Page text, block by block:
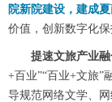
院新院建设，建成
价值，创新数字化
提速文旅产业融
+百业”“百业+文旅”
导规范网络文学、